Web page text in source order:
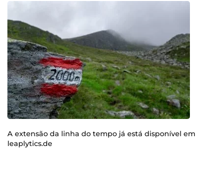
A extensão da linha do tempo já está disponível em
leaplytics.de